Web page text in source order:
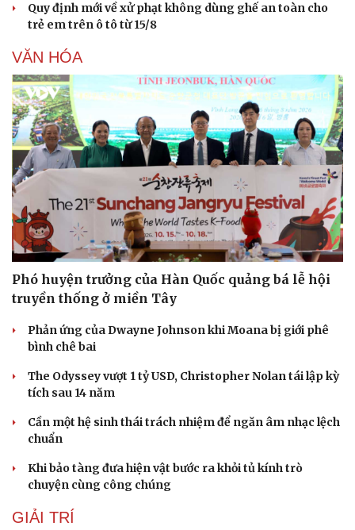
Quy định mới về xử phạt không dùng ghế an toàn cho
trẻ em trên ô tô từ 15/8
VĂN HÓA
Phó huyện trưởng của Hàn Quốc quảng bá lễ hội
truyền thống ở miền Tây
Phản ứng của Dwayne Johnson khi Moana bị giới phê
bình chê bai
The Odyssey vượt 1 tỷ USD, Christopher Nolan tái lập kỳ
tích sau 14 năm
Cần một hệ sinh thái trách nhiệm để ngăn âm nhạc lệch
chuẩn
Khi bảo tàng đưa hiện vật bước ra khỏi tủ kính trò
chuyện cùng công chúng
GIẢI TRÍ